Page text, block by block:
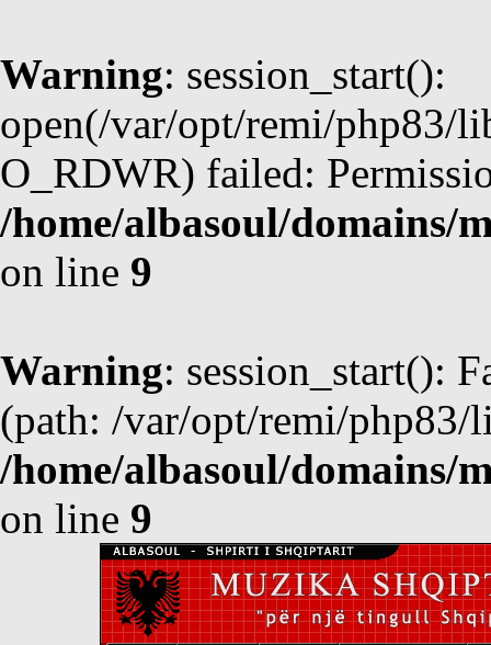
Warning: session_start():
open(/var/opt/remi/php83/
O_RDWR) failed:
/home/albasoul/domains/
on line 9
Warning: session_start():
(path: /var/opt/remi/php83/
/home/albasoul/domains/
on line 9